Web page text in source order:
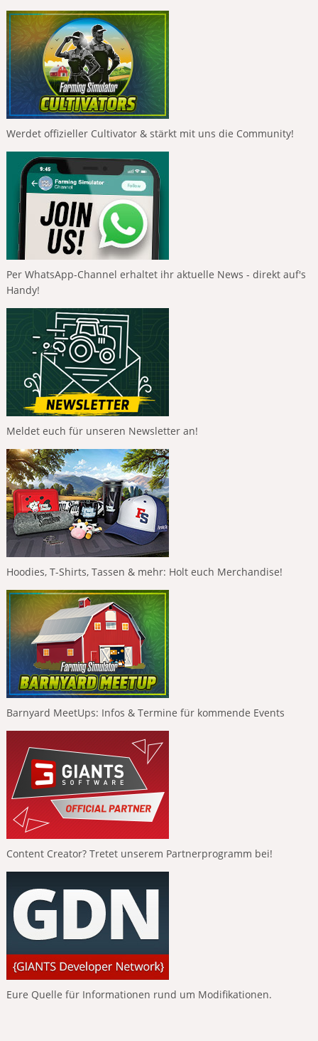
Werdet offizieller Cultivator & stärkt mit uns die Community!
Per WhatsApp-Channel erhaltet ihr aktuelle News - direkt auf's
Handy!
Meldet euch für unseren Newsletter an!
Hoodies, T-Shirts, Tassen & mehr: Holt euch Merchandise!
Barnyard MeetUps: Infos & Termine für kommende Events
Content Creator? Tretet unserem Partnerprogramm bei!
Eure Quelle für Informationen rund um Modifikationen.